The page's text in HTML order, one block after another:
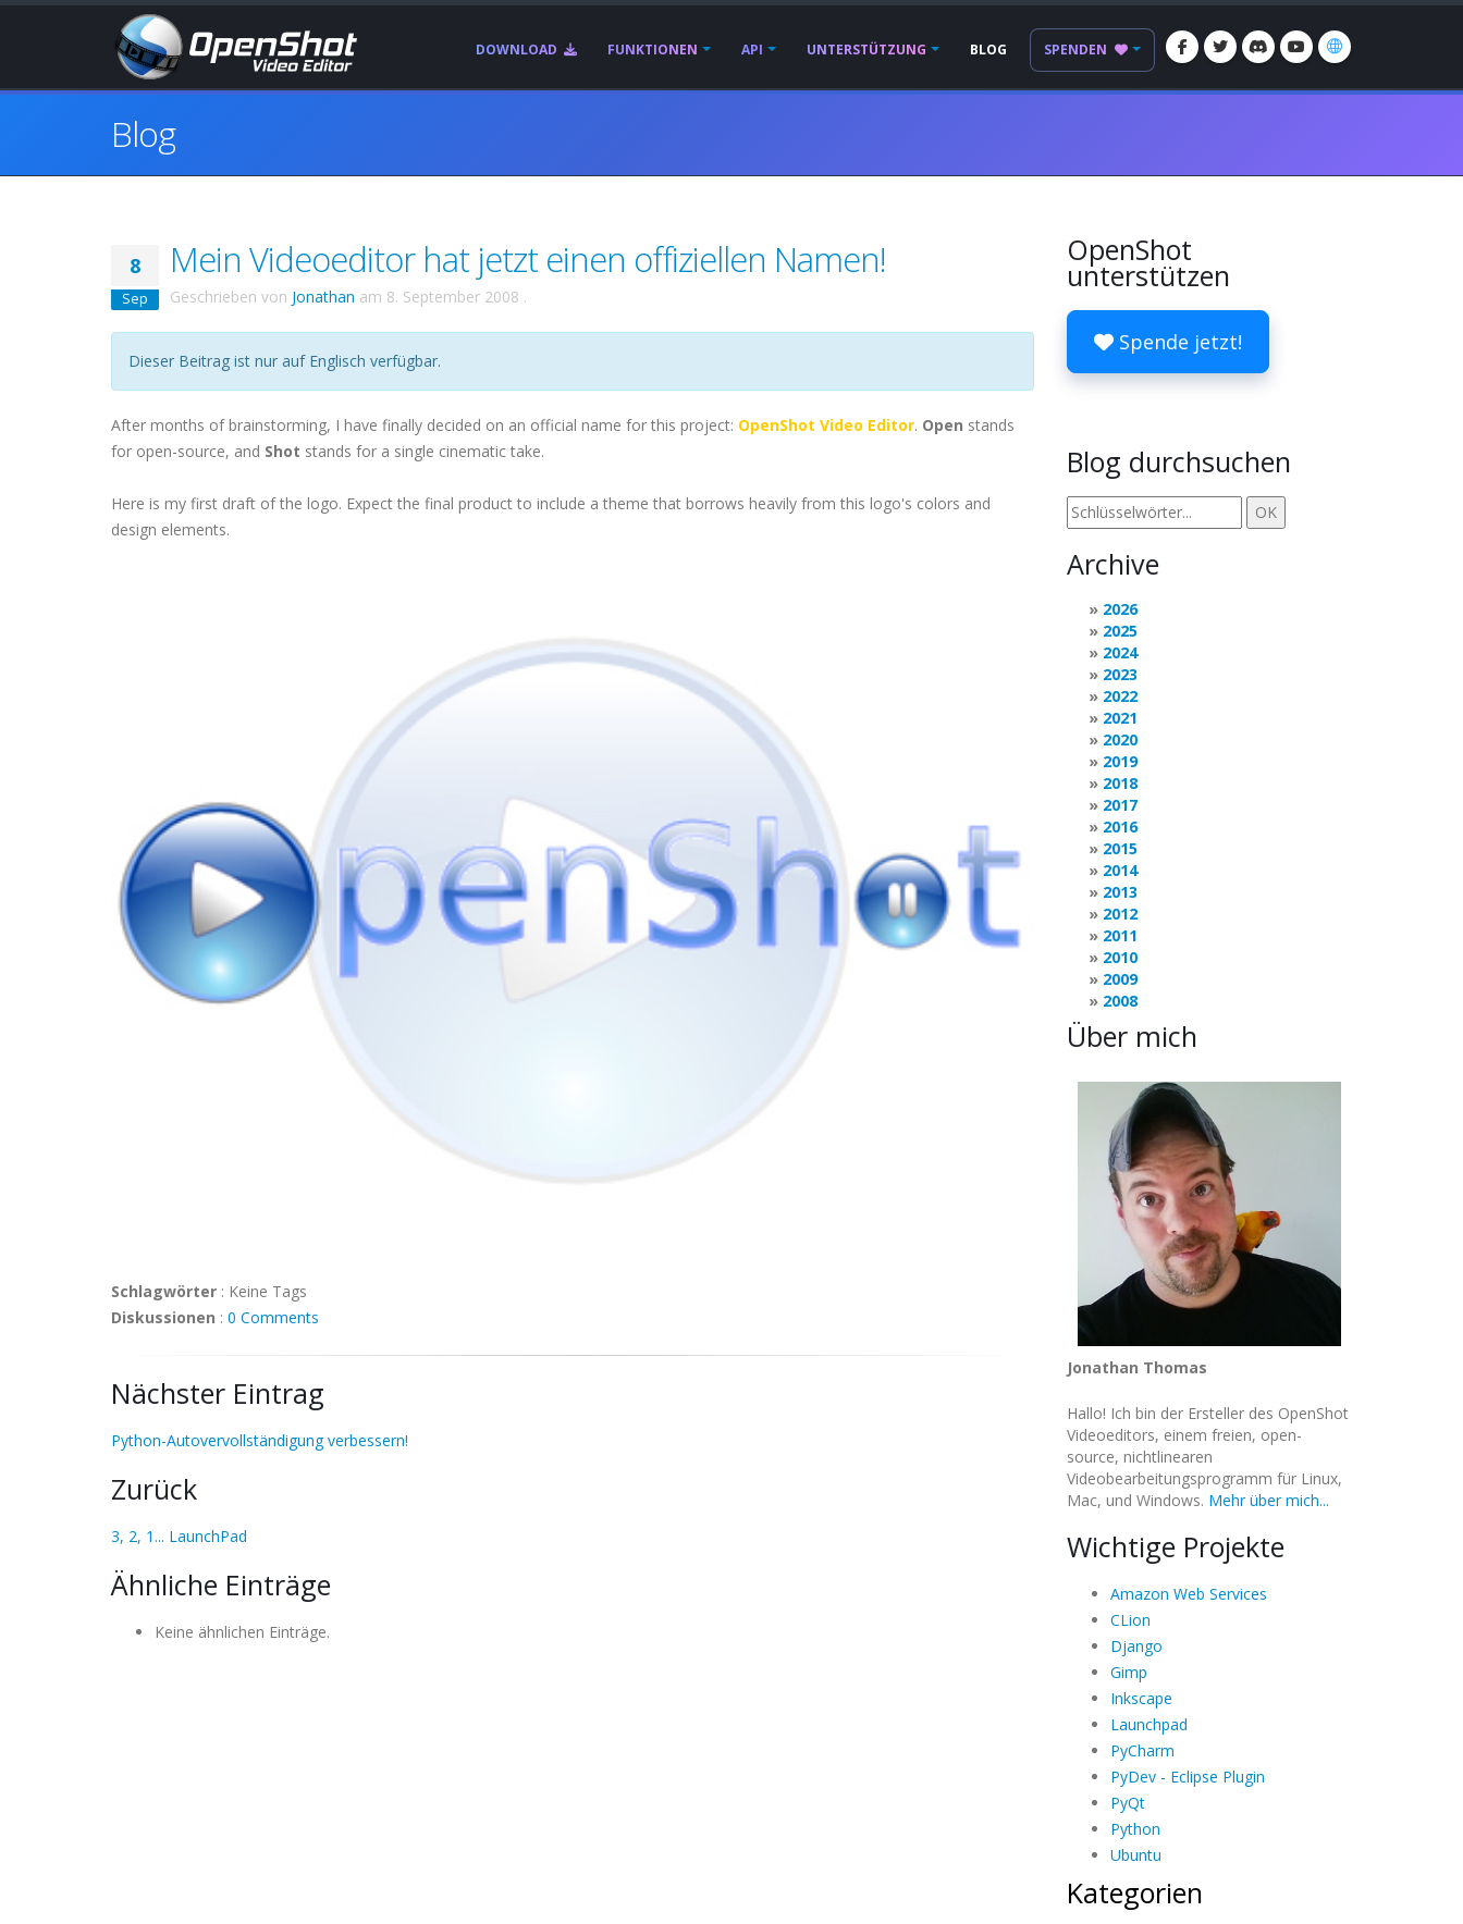
DOWNLOAD FUNKTIONEN API UNTERSTÜTZUNG BLOG SPENDEN
Blog
8
Sep
Mein Videoeditor hat jetzt einen offiziellen Namen!
Geschrieben von Jonathan am 8. September 2008 .
Dieser Beitrag ist nur auf Englisch verfügbar.
After months of brainstorming, I have finally decided on an official name for this project: OpenShot Video Editor. Open stands
for open-source, and Shot stands for a single cinematic take.
Here is my first draft of the logo. Expect the final product to include a theme that borrows heavily from this logo's colors and
design elements.
Schlagwörter : Keine Tags
Diskussionen : 0 Comments
Nächster Eintrag
Python-Autovervollständigung verbessern!
Zurück
3, 2, 1... LaunchPad
Ähnliche Einträge
Keine ähnlichen Einträge.
OpenShot
unterstützen
Spende jetzt!
Blog durchsuchen
Archive
2026
2025
2024
2023
2022
2021
2020
2019
2018
2017
2016
2015
2014
2013
2012
2011
2010
2009
2008
Über mich
Jonathan Thomas
Hallo! Ich bin der Ersteller des OpenShot
Videoeditors, einem freien, open-
source, nichtlinearen
Videobearbeitungsprogramm für Linux,
Mac, und Windows. Mehr über mich...
Wichtige Projekte
Amazon Web Services
CLion
Django
Gimp
Inkscape
Launchpad
PyCharm
PyDev - Eclipse Plugin
PyQt
Python
Ubuntu
Kategorien